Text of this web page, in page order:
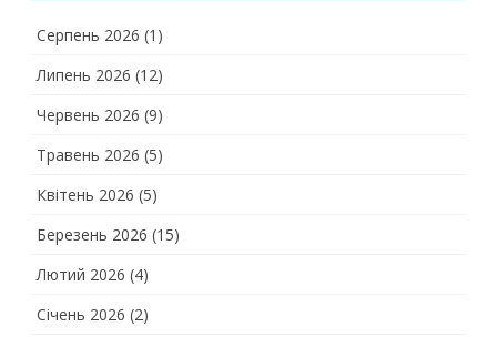
Серпень 2026 (1)
Липень 2026 (12)
Червень 2026 (9)
Травень 2026 (5)
Квітень 2026 (5)
Березень 2026 (15)
Лютий 2026 (4)
Січень 2026 (2)